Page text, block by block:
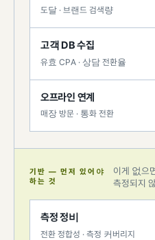
도달 · 브랜드 검색량
고객 DB 수집
유효 CPA · 상담 전환율
오프라인 연계
매장 방문 · 통화 전환
기반 — 먼저 있어야
하는 것
이게 없으
측정되지
측정 정비
전환 정합성 · 측정 커버리지